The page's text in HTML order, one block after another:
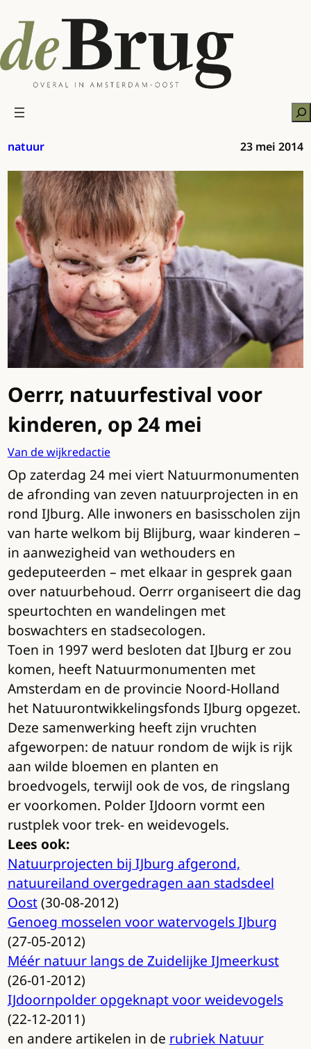
naar
de
inhoud
natuur 23 mei 2014
Oerrr, natuurfestival voor
kinderen, op 24 mei
Van de wijkredactie
Op zaterdag 24 mei viert Natuurmonumenten
de afronding van zeven natuurprojecten in en
rond IJburg. Alle inwoners en basisscholen zijn
van harte welkom bij Blijburg, waar kinderen –
in aanwezigheid van wethouders en
gedeputeerden – met elkaar in gesprek gaan
over natuurbehoud. Oerrr organiseert die dag
speurtochten en wandelingen met
boswachters en stadsecologen.
Toen in 1997 werd besloten dat IJburg er zou
komen, heeft Natuurmonumenten met
Amsterdam en de provincie Noord-Holland
het Natuurontwikkelingsfonds IJburg opgezet.
Deze samenwerking heeft zijn vruchten
afgeworpen: de natuur rondom de wijk is rijk
aan wilde bloemen en planten en
broedvogels, terwijl ook de vos, de ringslang
er voorkomen. Polder IJdoorn vormt een
rustplek voor trek- en weidevogels.
Lees ook:
Natuurprojecten bij IJburg afgerond,
natuureiland overgedragen aan stadsdeel
Oost(30-08-2012)
Genoeg mosselen voor watervogels IJburg
(27-05-2012)
Méér natuur langs de Zuidelijke IJmeerkust
(26-01-2012)
IJdoornpolder opgeknapt voor weidevogels
(22-12-2011)
en andere artikelen in de rubriek Natuur